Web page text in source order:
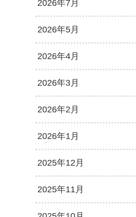
2026年7月
2026年5月
2026年4月
2026年3月
2026年2月
2026年1月
2025年12月
2025年11月